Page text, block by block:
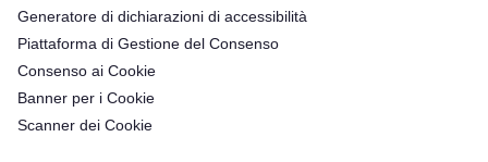
Generatore di dichiarazioni di accessibilità
Piattaforma di Gestione del Consenso
Consenso ai Cookie
Banner per i Cookie
Scanner dei Cookie